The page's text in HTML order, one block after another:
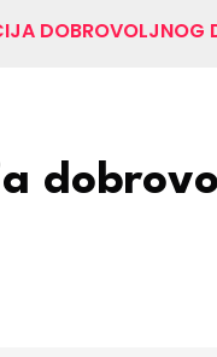
DOBROVOLJNOG